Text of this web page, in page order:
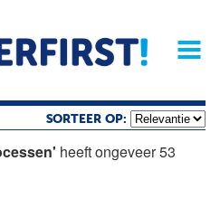
Magazine
SORTEER OP:
heeft ongeveer 53